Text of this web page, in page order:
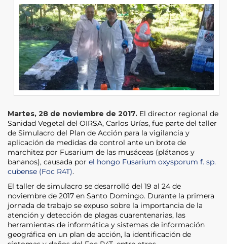
Martes, 28 de noviembre de 2017. El director regional de
Sanidad Vegetal del OIRSA, Carlos Urías, fue parte del taller
de Simulacro del Plan de Acción para la vigilancia y
aplicación de medidas de control ante un brote de
marchitez por Fusarium de las musáceas (plátanos y
bananos), causada por el hongo Fusarium oxysporum f. sp.
cubense (Foc R4T).
El taller de simulacro se desarrolló del 19 al 24 de
noviembre de 2017 en Santo Domingo. Durante la primera
jornada de trabajo se expuso sobre la importancia de la
atención y detección de plagas cuarentenarias, las
herramientas de informática y sistemas de información
geográfica en un plan de acción, la identificación de